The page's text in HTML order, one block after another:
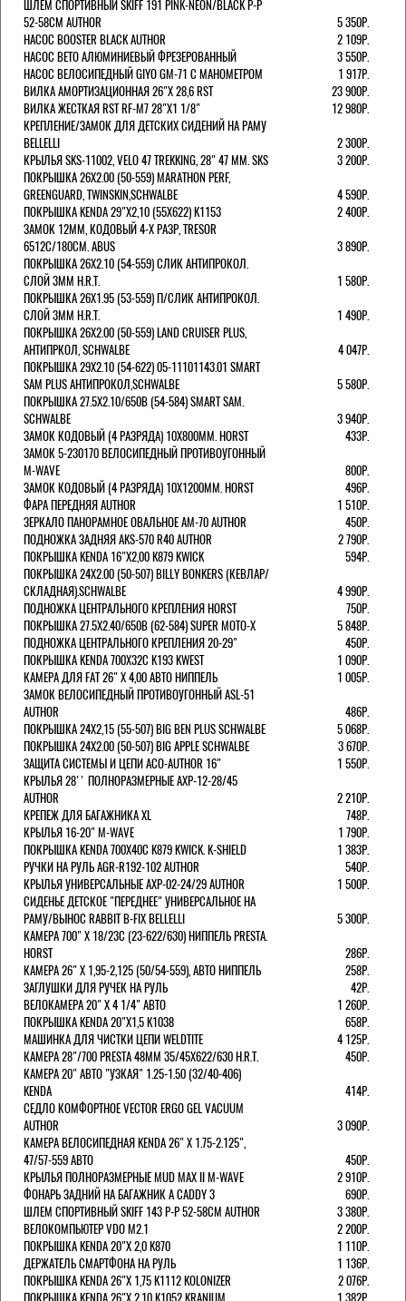
ШЛЕМ СПОРТИВНЫЙ SKIFF 191 PINK-NEON/BLACK Р-Р
52-58СМ AUTHOR
5 350Р.
НАСОС BOOSTER BLACK AUTHOR
2 109Р.
НАСОС BETO АЛЮМИНИЕВЫЙ ФРЕЗЕРОВАННЫЙ
3 550Р.
НАСОС ВЕЛОСИПЕДНЫЙ GIYO GM-71 С МАНОМЕТРОМ
1 917Р.
ВИЛКА АМОРТИЗАЦИОННАЯ 26"Х 28,6 RST
23 900Р.
ВИЛКА ЖЕСТКАЯ RST RF-M7 28"Х1 1/8"
12 980Р.
КРЕПЛЕНИЕ/ЗАМОК ДЛЯ ДЕТСКИХ СИДЕНИЙ НА РАМУ
BELLELLI
2 300Р.
КРЫЛЬЯ SKS-11002, VELO 47 TREKKING, 28" 47 ММ. SKS
3 200Р.
ПОКРЫШКА 26X2.00 (50-559) MARATHON PERF,
GREENGUARD, TWINSKIN,SCHWALBE
4 590Р.
ПОКРЫШКА KENDA 29"Х2,10 (55X622) K1153
2 400Р.
ЗАМОК 12ММ, КОДОВЫЙ 4-Х РАЗР, TRESOR
6512C/180СМ. ABUS
3 890Р.
ПОКРЫШКА 26X2.10 (54-559) СЛИК АНТИПРОКОЛ.
СЛОЙ 3ММ H.R.T.
1 580Р.
ПОКРЫШКА 26X1.95 (53-559) П/СЛИК АНТИПРОКОЛ.
СЛОЙ 3ММ H.R.T.
1 490Р.
ПОКРЫШКА 26X2.00 (50-559) LAND CRUISER PLUS,
АНТИПРКОЛ, SCHWALBE
4 047Р.
ПОКРЫШКА 29X2.10 (54-622) 05-11101143.01 SMART
SAM PLUS АНТИПРОКОЛ,SCHWALBE
5 580Р.
ПОКРЫШКА 27.5X2.10/650B (54-584) SMART SAM.
SCHWALBE
3 940Р.
ЗАМОК КОДОВЫЙ (4 РАЗРЯДА) 10Х800ММ. HORST
433Р.
ЗАМОК 5-230170 ВЕЛОСИПЕДНЫЙ ПРОТИВОУГОННЫЙ
M-WAVE
800Р.
ЗАМОК КОДОВЫЙ (4 РАЗРЯДА) 10Х1200ММ. HORST
496Р.
ФАРА ПЕРЕДНЯЯ AUTHOR
1 510Р.
ЗЕРКАЛО ПАНОРАМНОЕ ОВАЛЬНОЕ AM-70 AUTHOR
450Р.
ПОДНОЖКА ЗАДНЯЯ AKS-570 R40 AUTHOR
2 790Р.
ПОКРЫШКА KENDA 16"Х2,00 K879 KWICK
594Р.
ПОКРЫШКА 24X2.00 (50-507) BILLY BONKERS (КЕВЛАР/
СКЛАДНАЯ).SCHWALBE
4 990Р.
ПОДНОЖКА ЦЕНТРАЛЬНОГО КРЕПЛЕНИЯ HORST
750Р.
ПОКРЫШКА 27.5X2.40/650B (62-584) SUPER MOTO-X
5 848Р.
ПОДНОЖКА ЦЕНТРАЛЬНОГО КРЕПЛЕНИЯ 20-29"
450Р.
ПОКРЫШКА KENDA 700Х32С K193 KWEST
1 090Р.
КАМЕРА ДЛЯ FAT 26" X 4,00 АВТО НИППЕЛЬ
1 005Р.
ЗАМОК ВЕЛОСИПЕДНЫЙ ПРОТИВОУГОННЫЙ ASL-51
AUTHOR
486Р.
ПОКРЫШКА 24X2,15 (55-507) BIG BEN PLUS SCHWALBE
5 068Р.
ПОКРЫШКА 24X2.00 (50-507) BIG APPLE SCHWALBE
3 670Р.
ЗАЩИТА СИСТЕМЫ И ЦЕПИ ACO-AUTHOR 16"
1 550Р.
КРЫЛЬЯ 28'' ПОЛНОРАЗМЕРНЫЕ AXP-12-28/45
AUTHOR
2 210Р.
КРЕПЕЖ ДЛЯ БАГАЖНИКА XL
748Р.
КРЫЛЬЯ 16-20" M-WAVE
1 790Р.
ПОКРЫШКА KENDA 700Х40С K879 KWICK. K-SHIELD
1 383Р.
РУЧКИ НА РУЛЬ AGR-R192-102 AUTHOR
540Р.
КРЫЛЬЯ УНИВЕРСАЛЬНЫЕ AXP-02-24/29 AUTHOR
1 500Р.
СИДЕНЬЕ ДЕТСКОЕ "ПЕРЕДНЕЕ" УНИВЕРСАЛЬНОЕ НА
РАМУ/ВЫНОС RABBIT B-FIX BELLELLI
5 300Р.
КАМЕРА 700" Х 18/23C (23-622/630) НИППЕЛЬ PRESTA.
HORST
286Р.
КАМЕРА 26" X 1,95-2,125 (50/54-559), АВТО НИППЕЛЬ
258Р.
ЗАГЛУШКИ ДЛЯ РУЧЕК НА РУЛЬ
42Р.
ВЕЛОКАМЕРА 20" Х 4 1/4" АВТО
1 260Р.
ПОКРЫШКА KENDA 20"Х1,5 K1038
658Р.
МАШИНКА ДЛЯ ЧИСТКИ ЦЕПИ WELDTITE
4 125Р.
КАМЕРА 28"/700 PRESTA 48ММ 35/45Х622/630 H.R.T.
450Р.
КАМЕРА 20" АВТО "УЗКАЯ" 1.25-1.50 (32/40-406)
KENDA
414Р.
СЕДЛО КОМФОРТНОЕ VECTOR ERGO GEL VACUUM
AUTHOR
3 090Р.
КАМЕРА ВЕЛОСИПЕДНАЯ KENDA 26" Х 1.75-2.125",
47/57-559 АВТО
450Р.
КРЫЛЬЯ ПОЛНОРАЗМЕРНЫЕ MUD MAX II M-WAVE
2 910Р.
ФОНАРЬ ЗАДНИЙ НА БАГАЖНИК A CADDY 3
690Р.
ШЛЕМ СПОРТИВНЫЙ SKIFF 143 Р-Р 52-58СМ AUTHOR
3 380Р.
ВЕЛОКОМПЬЮТЕР VDO M2.1
2 200Р.
ПОКРЫШКА KENDA 20"Х 2,0 K870
1 110Р.
ДЕРЖАТЕЛЬ СМАРТФОНА НА РУЛЬ
1 136Р.
ПОКРЫШКА KENDA 26"Х 1,75 K1112 KOLONIZER
2 076Р.
ПОКРЫШКА KENDA 26"Х 2,10 K1052 KRANIUM
1 382Р.